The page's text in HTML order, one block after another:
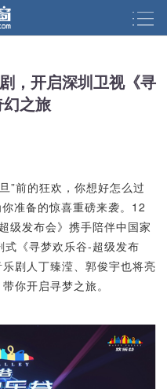
，开启深圳卫视《寻
之旅
”前的狂欢，你想好怎么过
准备的惊喜重磅来袭。12
级发布会》携手陪伴中国家
《寻梦欢乐谷-超级发布
剧人丁臻滢、郭俊宇也将亮
你开启寻梦之旅。